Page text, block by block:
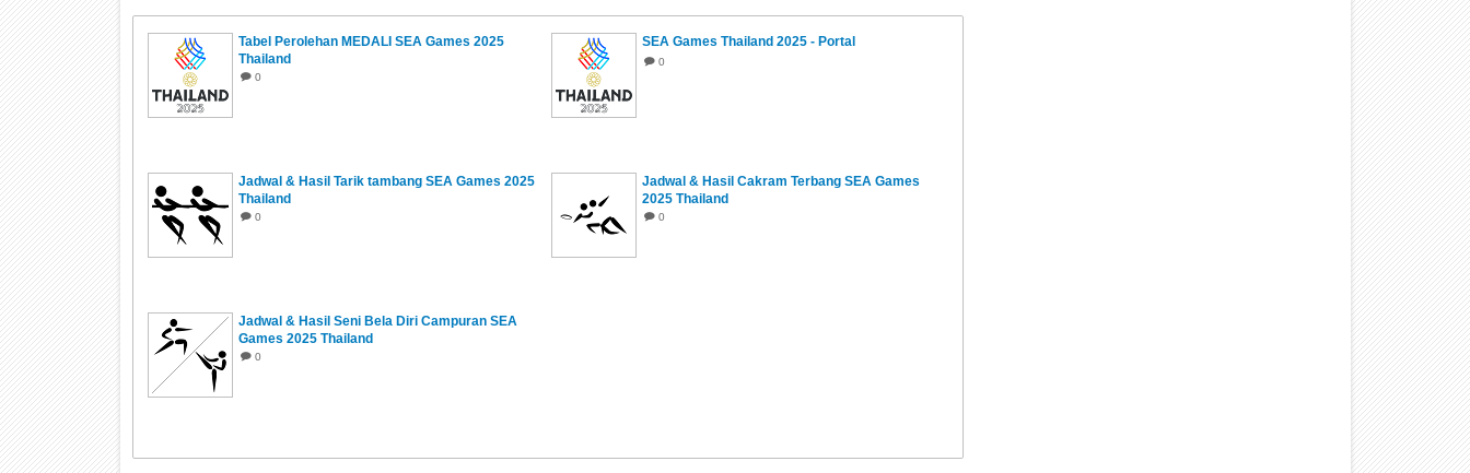
Tabel Perolehan MEDALI SEA Games 2025
Thailand
0
SEA Games Thailand 2025 - Portal
0
Jadwal & Hasil Tarik tambang SEA Games 2025
Thailand
0
Jadwal & Hasil Cakram Terbang SEA Games
2025 Thailand
0
Jadwal & Hasil Seni Bela Diri Campuran SEA
Games 2025 Thailand
0